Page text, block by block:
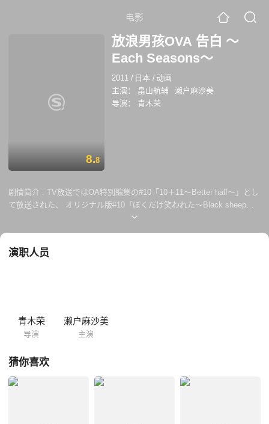
电影
8.8
放浪男孩OVA 告白 ～
Each Seasons～
2011 / 日本 / 动画
主演：
畠山航辅
濑户麻沙美
导演：
青木荣
剧情简介 : TV放送ではOA特別編集の#10「10＋11～Better half～」とし
て放送された、 オリジナル版#10「ぼくだけ笑われた～Black sheep
～」と#11「告白～Each Season～」が、 Blu-ray＆DVD第5巻と第6巻に
演职人员
青木荣
导演
濑户麻沙美
主演
猜你喜欢